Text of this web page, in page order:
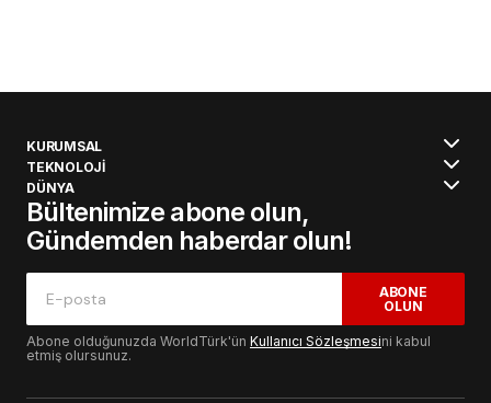
KURUMSAL
TEKNOLOJİ
DÜNYA
Bültenimize abone olun,
Gündemden haberdar olun!
ABONE
OLUN
Abone olduğunuzda WorldTürk'ün Kullanıcı Sözleşmesini kabul
etmiş olursunuz.